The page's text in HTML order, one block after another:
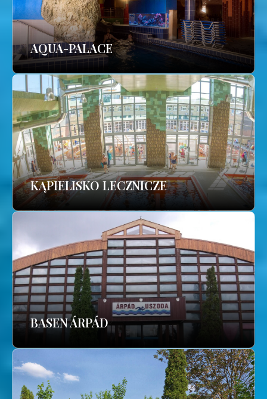
AQUA-PALACE
KĄPIELISKO LECZNICZE
BASEN ÁRPÁD